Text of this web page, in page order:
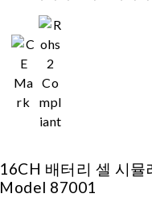
16CH 배터리 셀 시뮬
Model 87001